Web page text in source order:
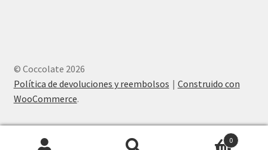
© Coccolate 2026
Política de devoluciones y reembolsos
Construido con
WooCommerce.
0